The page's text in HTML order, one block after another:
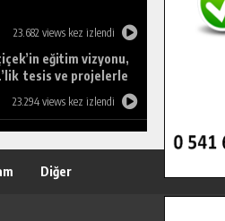
23.682 views kez izlendi
eğitim vizyonu,
tesis ve projelerle
23.294 views kez izlendi
Diğer